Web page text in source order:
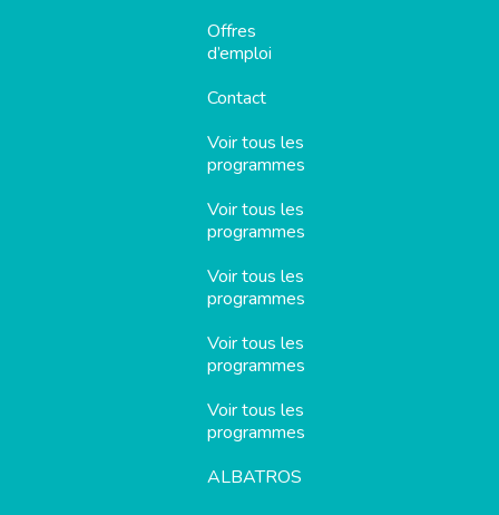
Offres
d’emploi
Contact
Voir tous les
programmes
Voir tous les
programmes
Voir tous les
programmes
Voir tous les
programmes
Voir tous les
programmes
ALBATROS